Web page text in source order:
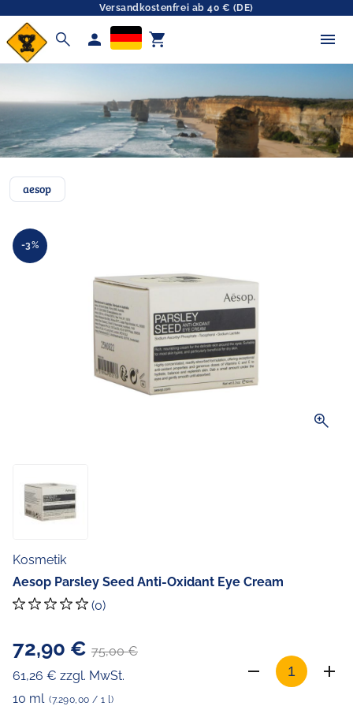
Versandkostenfrei ab 40 € (DE)
search person shopping_cart
aesop
-3%
zoom_in
Kosmetik
Aesop Parsley Seed Anti-Oxidant Eye Cream
(0)
72,90 € 75,00 €
61,26 € zzgl. MwSt.
10 ml (7.290,00 / 1 l)